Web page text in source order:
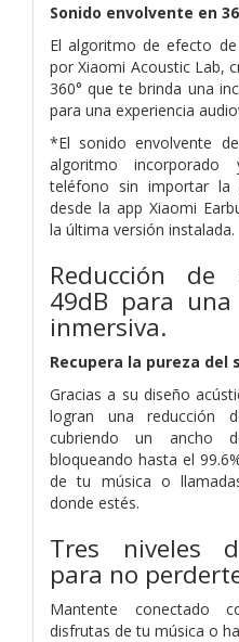
Sonido envolvente en
El algoritmo de efecto
por Xiaomi Acoustic Lab,
360° que te brinda una
para una experiencia
*El sonido envolvente
algoritmo
teléfono sin importar la
desde la app Xiaomi
la última versión instalada.
Reducción
49dB para una
inmersiva.
Recupera la pureza del
Gracias a su diseño
logran una reducción
cubriendo un ancho
bloqueando hasta el
de tu música o
donde estés.
Tres niveles
para no
Mantente conectado
disfrutas de tu música o